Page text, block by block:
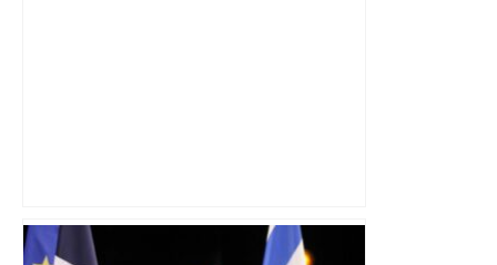
Toulouse s'impose à domicile pour